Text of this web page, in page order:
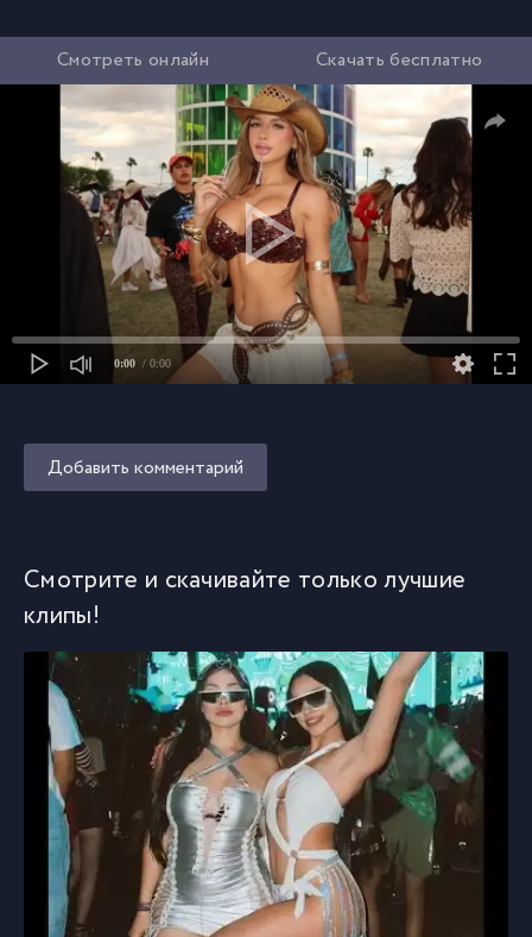
Смотреть онлайн Скачать бесплатно
0:00 / 0:00
Добавить комментарий
Смотрите и скачивайте только лучшие
клипы!